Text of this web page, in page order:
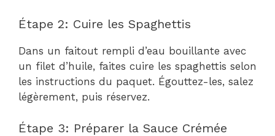
Étape 2: Cuire les Spaghettis
Dans un faitout rempli d’eau bouillante avec
un filet d’huile, faites cuire les spaghettis selon
les instructions du paquet. Égouttez-les, salez
légèrement, puis réservez.
Étape 3: Préparer la Sauce Crémée